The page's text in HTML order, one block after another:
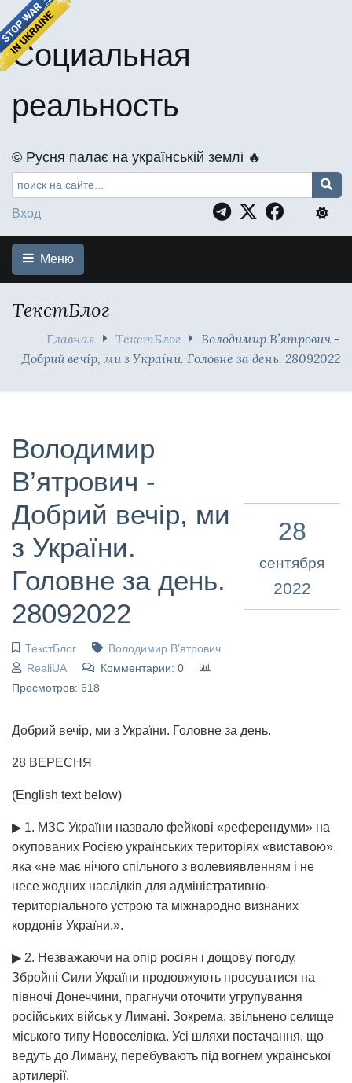
Социальная
реальность
©️ Русня палає на українській землі 🔥
Вход
Меню
ТекстБлог
Главная ТекстБлог
Володимир В’ятрович -
Добрий вечір, ми з України. Головне за день. 28092022
Володимир
В’ятрович -
Добрий вечір, ми
з України.
Головне за день.
28092022
ТекстБлог
Володимир В’ятрович
RealiUA
Комментарии: 0
Просмотров: 618
28
сентября
2022
Добрий вечір, ми з України. Головне за день.
28 ВЕРЕСНЯ
(English text below)
▶ 1. МЗС України назвало фейкові «референдуми» на
окупованих Росією українських територіях «виставою»,
яка «не має нічого спільного з волевиявленням і не
несе жодних наслідків для адміністративно-
територіального устрою та міжнародно визнаних
кордонів України.».
▶ 2. Незважаючи на опір росіян і дощову погоду,
Збройні Сили України продовжують просуватися на
півночі Донеччини, прагнучи оточити угрупування
російських військ у Лимані. Зокрема, звільнено селище
міського типу Новоселівка. Усі шляхи постачання, що
ведуть до Лиману, перебувають під вогнем української
артилерії.